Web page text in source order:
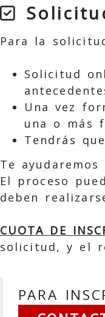
Para la
Solicitud
Una vez
una o más
Tendrás
Te
El proceso
deben
CUOTA DE
solicitud, y el
PARA